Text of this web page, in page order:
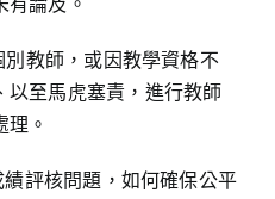
師，或因教學資格不
以至馬虎塞責，進行教師
。
核問題，如何確保公平